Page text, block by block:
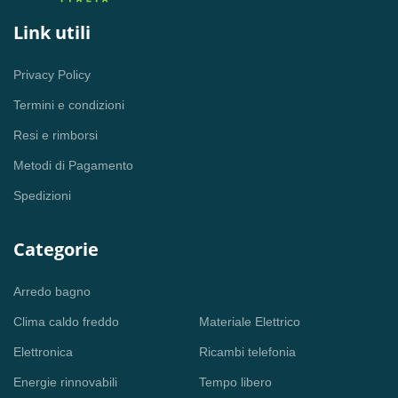
Link utili
Privacy Policy
Termini e condizioni
Resi e rimborsi
Metodi di Pagamento
Spedizioni
Categorie
Arredo bagno
Clima caldo freddo
Elettronica
Energie rinnovabili
Materiale Elettrico
Ricambi telefonia
Tempo libero